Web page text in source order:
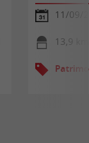
11/09/
13,9